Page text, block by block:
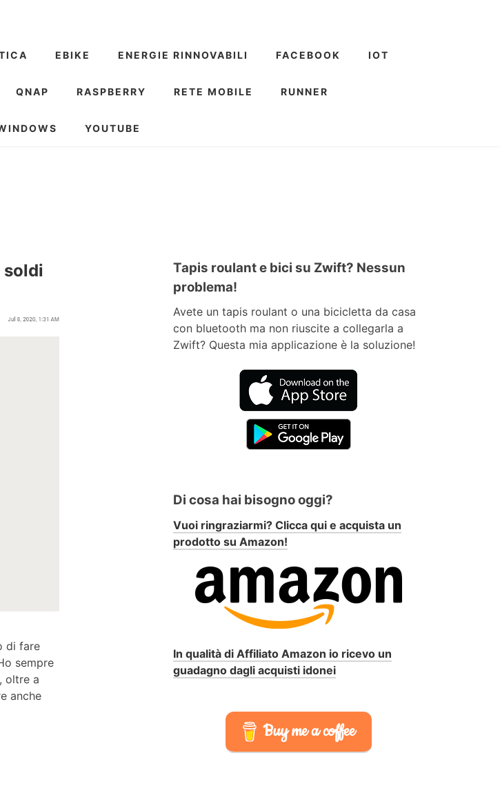
EBIKE ENERGIE RINNOVABILI FACEBOOK IOT
QNAP RASPBERRY RETE MOBILE RUNNER
YOUTUBE
soldi
di fare
sempre
oltre a
anche
Tapis roulant e bici su Zwift? Nessun
problema!
Avete un tapis roulant o una bicicletta da casa
con bluetooth ma non riuscite a collegarla a
Zwift? Questa mia applicazione è la soluzione!
Di cosa hai bisogno oggi?
Vuoi ringraziarmi? Clicca qui e acquista un
prodotto su Amazon!
In qualità di Affiliato Amazon io ricevo un
guadagno dagli acquisti idonei
Buy me a coffee